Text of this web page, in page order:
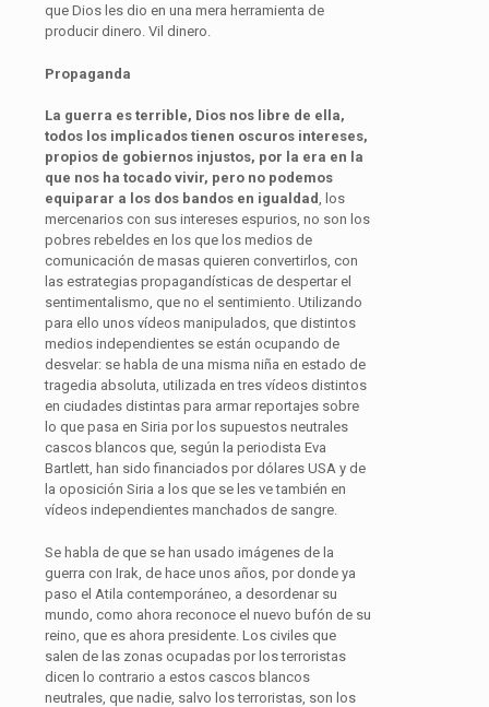
que Dios les dio en una mera herramienta de
producir dinero. Vil dinero.
Propaganda
La guerra es terrible, Dios nos libre de ella,
todos los implicados tienen oscuros intereses,
propios de gobiernos injustos, por la era en la
que nos ha tocado vivir, pero no podemos
equiparar a los dos bandos en igualdad, los
mercenarios con sus intereses espurios, no son los
pobres rebeldes en los que los medios de
comunicación de masas quieren convertirlos, con
las estrategias propagandísticas de despertar el
sentimentalismo, que no el sentimiento. Utilizando
para ello unos vídeos manipulados, que distintos
medios independientes se están ocupando de
desvelar: se habla de una misma niña en estado de
tragedia absoluta, utilizada en tres vídeos distintos
en ciudades distintas para armar reportajes sobre
lo que pasa en Siria por los supuestos neutrales
cascos blancos que, según la periodista Eva
Bartlett, han sido financiados por dólares USA y de
la oposición Siria a los que se les ve también en
vídeos independientes manchados de sangre.
Se habla de que se han usado imágenes de la
guerra con Irak, de hace unos años, por donde ya
paso el Atila contemporáneo, a desordenar su
mundo, como ahora reconoce el nuevo bufón de su
reino, que es ahora presidente. Los civiles que
salen de las zonas ocupadas por los terroristas
dicen lo contrario a estos cascos blancos
neutrales, que nadie, salvo los terroristas, son los